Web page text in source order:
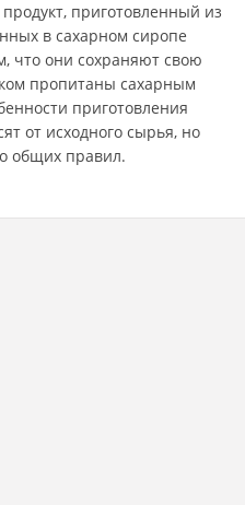
приготовленный из
в сахарном сиропе
что они сохраняют свою
пропитаны сахарным
приготовления
от исходного сырья, но
общих правил.